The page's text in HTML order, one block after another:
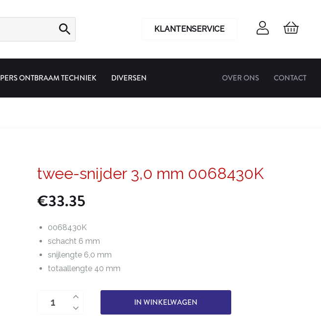
KLANTENSERVICE
PERS ONTBRAAM TECHNIEK DIVERSEN OVER ONS CONTACT
twee-snijder 3,0 mm 0068430K
€33.35
0068430K
schacht 6 mm
snijlengte 6,0 mm
totaallengte 40 mm
IN WINKELWAGEN